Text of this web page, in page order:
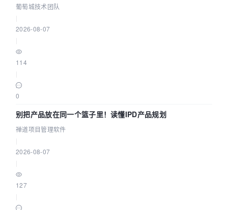
参数为什么不生效？| 葡萄城技术团队
葡萄城技术团队
2026-08-07
114
0
别把产品放在同一个篮子里！读懂IPD产品规划
禅道项目管理软件
2026-08-07
127